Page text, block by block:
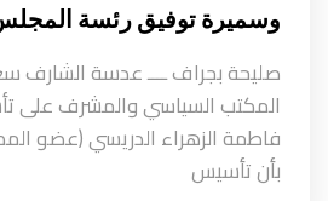
وسميرة توفيق رئسة
صليحة بجراف ــــ عدسة الشارف
المكتب السياسي والمشرف على
فاطمة الزهراء الدريسي (عضو
بأن تأسيس